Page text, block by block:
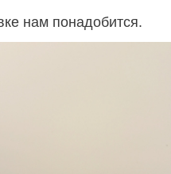
нам понадобится.